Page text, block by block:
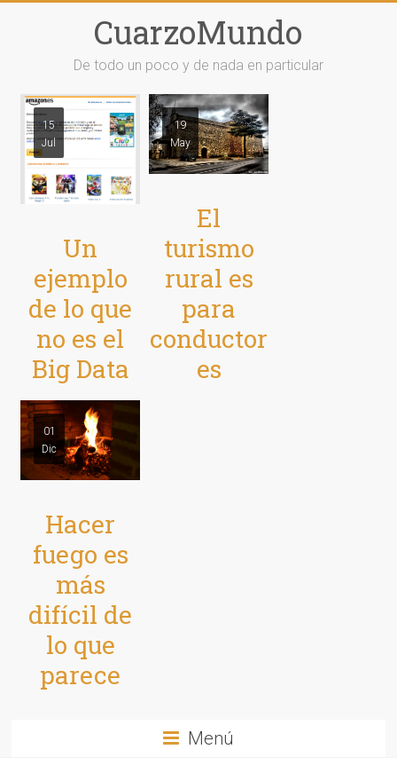
CuarzoMundo
De todo un poco y de nada en particular
15
Jul
Un
ejemplo
de lo que
no es el
Big Data
19
May
El
turismo
rural es
para
conductor
es
01
Dic
Hacer
fuego es
más
difícil de
lo que
parece
Menú